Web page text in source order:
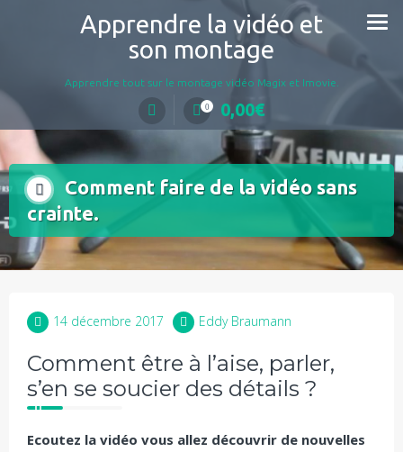
Apprendre la vidéo et
son montage
Apprendre tout sur le montage vidéo Magix et Imovie.
0 0,00€
Comment faire de la vidéo sans
crainte.
14 décembre 2017 Eddy Braumann
Comment être à l’aise, parler,
s’en se soucier des détails ?
Ecoutez la vidéo vous allez découvrir de nouvelles